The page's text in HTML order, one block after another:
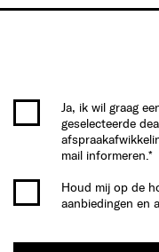
Ja, ik wil graag
geselecteerde
mail informeren.*
Houd mij op de
aanbiedingen en